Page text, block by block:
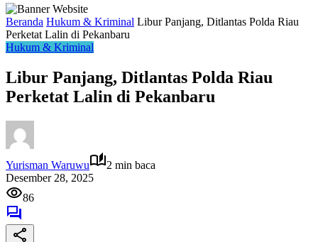
Beranda Hukum & Kriminal Libur Panjang, Ditlantas Polda Riau
Perketat Lalin di Pekanbaru
Hukum & Kriminal
Libur Panjang, Ditlantas Polda Riau
Perketat Lalin di Pekanbaru
Yurisman Waruwu
2 min baca
Desember 28, 2025
86